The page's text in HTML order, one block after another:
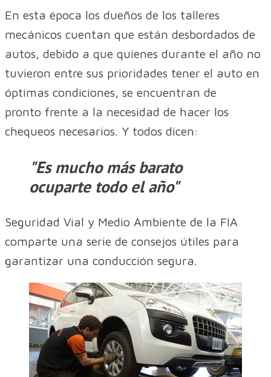
En esta época los dueños de los talleres
mecánicos cuentan que están desbordados de
autos, debido a que quienes durante el año no
tuvieron entre sus prioridades tener el auto en
óptimas condiciones, se encuentran de
pronto frente a la necesidad de hacer los
chequeos necesarios. Y todos dicen:
"Es mucho más barato
ocuparte todo el año"
Seguridad Vial y Medio Ambiente de la FIA
comparte una serie de consejos útiles para
garantizar una conducción segura.